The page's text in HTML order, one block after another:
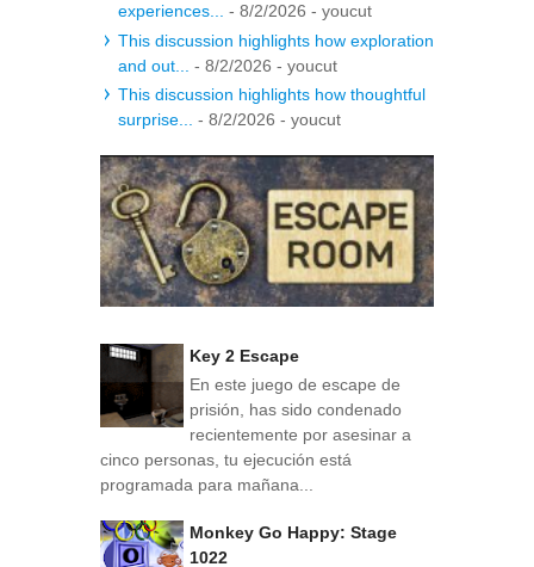
experiences... - 8/2/2026 - youcut
This discussion highlights how exploration
and out...
- 8/2/2026 - youcut
This discussion highlights how thoughtful
surprise... - 8/2/2026 - youcut
Key 2 Escape
En este juego de escape de
prisión, has sido condenado
recientemente por asesinar a
cinco personas, tu ejecución está
programada para mañana...
Monkey Go Happy: Stage
1022